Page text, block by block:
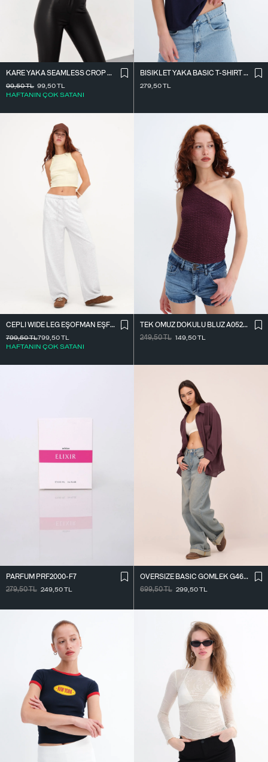
KARE YAKA SEAMLESS CROP ATLET A0187-L5
99,50TL
HAFTANIN ÇOK SATANI
99,50TL
BISIKLET YAKA BASIC T-SHIRT P4322-1
279,50TL
CEPLI WIDE LEG EŞOFMAN EŞF10487
799,50TL
HAFTANIN ÇOK SATANI
799,50TL
TEK OMUZ DOKULU BLUZ A0522-E2
249,50TL 149,50TL
PARFÜM PRF2000-F7
279,50TL 249,50TL
OVERSIZE BASIC GÖMLEK G4612-Z2
699,50TL 299,50TL